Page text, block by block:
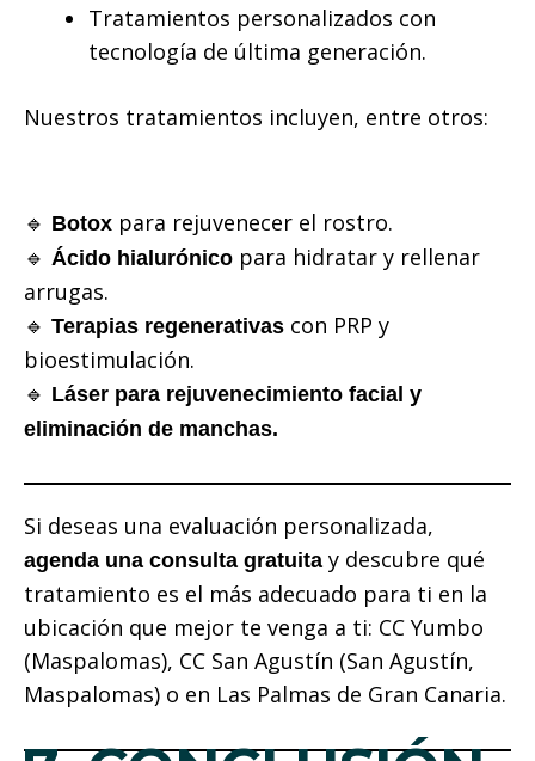
Tratamientos personalizados con
tecnología de última generación.
Nuestros tratamientos incluyen, entre otros:
🔹 Botox para rejuvenecer el rostro.
🔹 Ácido hialurónico para hidratar y rellenar
arrugas.
🔹 Terapias regenerativas con PRP y
bioestimulación.
🔹 Láser para rejuvenecimiento facial y
eliminación de manchas.
Si deseas una evaluación personalizada,
agenda una consulta gratuita y descubre qué
tratamiento es el más adecuado para ti en la
ubicación que mejor te venga a ti: CC Yumbo
(Maspalomas), CC San Agustín (San Agustín,
Maspalomas) o en Las Palmas de Gran Canaria.